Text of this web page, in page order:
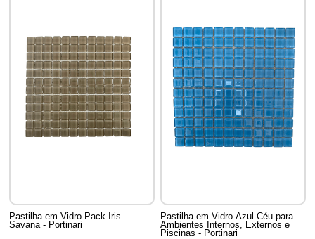
Pastilha em Vidro Pack Iris
Savana - Portinari
Pastilha em Vidro Azul Céu para
Ambientes Internos, Externos e
Piscinas - Portinari